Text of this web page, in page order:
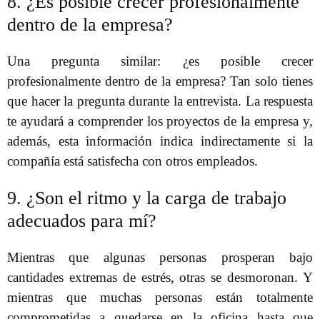
dentro de la empresa?
Una pregunta similar: ¿es posible crecer
profesionalmente dentro de la empresa? Tan solo tienes
que hacer la pregunta durante la entrevista. La respuesta
te ayudará a comprender los proyectos de la empresa y,
además, esta información indica indirectamente si la
compañía está satisfecha con otros empleados.
9. ¿Son el ritmo y la carga de trabajo
adecuados para mí?
Mientras que algunas personas prosperan bajo
cantidades extremas de estrés, otras se desmoronan. Y
mientras que muchas personas están totalmente